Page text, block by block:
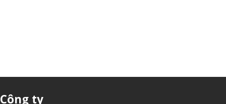
Công ty